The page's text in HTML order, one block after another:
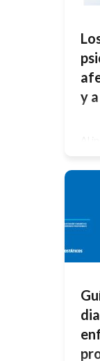
y
de
se